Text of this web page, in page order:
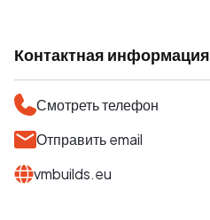
Контактная информация
Смотреть телефон
Отправить email
vmbuilds.eu